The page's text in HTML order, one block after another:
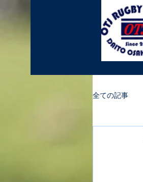
全ての記事